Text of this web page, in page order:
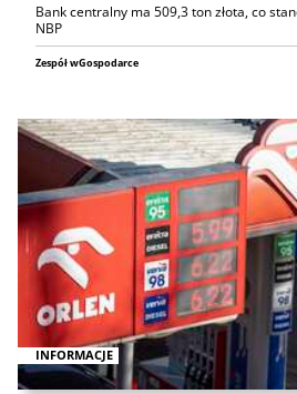
Bank centralny ma 509,3 ton złota, co
NBP
Zespół wGospodarce
INFORMACJE